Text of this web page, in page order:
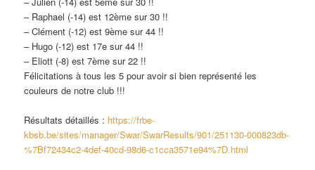
– Raphael (-14) est 12ème sur 30 !!
– Clément (-12) est 9ème sur 44 !!
– Hugo (-12) est 17e sur 44 !!
– Eliott (-8) est 7ème sur 22 !!
Félicitations à tous les 5 pour avoir si bien représenté les
couleurs de notre club !!!
Résultats détaillés : https://frbe-
kbsb.be/sites/manager/Swar/SwarResults/901/251130-000823db-
%7Bf72434c2-4def-40cd-98d6-c1cca3571e94%7D.html